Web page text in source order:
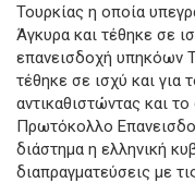
Τουρκίας η οποία
Άγκυρα και τέθηκε σε
επανεισδοχή υπηκόων
τέθηκε σε ισχύ και
αντικαθιστώντας και
Πρωτόκολλο
διάστημα η ελληνική
διαπραγματεύσεις με